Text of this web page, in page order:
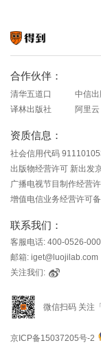
合作伙伴：
清华五道口 中信出
译林出版社
阿里云
资质信息：
社会信用代码
出版物经营许可 新出发
广播电视节目制作经营
增值电信业务经营许可
联系我们：
客服电话: 400-0526-000
邮箱: iget@luojilab.com
关注我们:
微信扫码 关注
京ICP备15037205号-2